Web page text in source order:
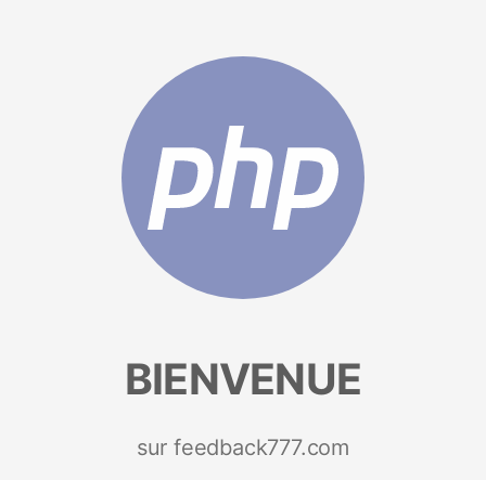
BIENVENUE
sur feedback777.com